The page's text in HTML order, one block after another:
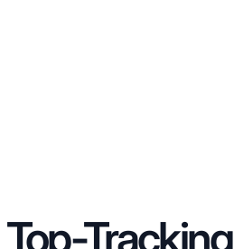
Top-Tracking